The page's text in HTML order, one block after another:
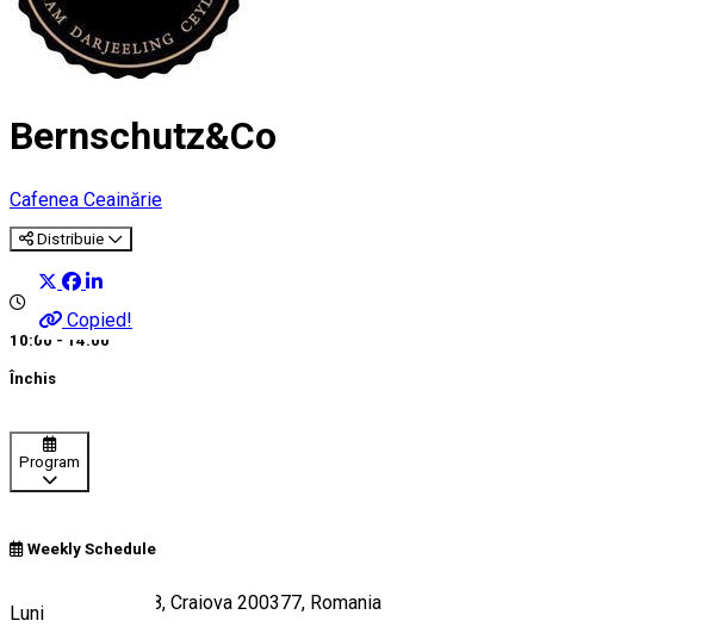
Bernschutz&Co
Cafenea Ceainărie
Distribuie
Copied!
10:00 - 14:00
Închis
Program
Weekly Schedule
Luni
Strada Bibescu 58, Craiova 200377, Romania